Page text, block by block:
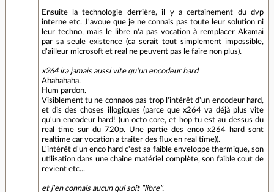
Ensuite la technologie derrière, il y a certainement du dvp
interne etc. J'avoue que je ne connais pas toute leur solution ni
leur techno, mais le libre n'a pas vocation à remplacer Akamai
par sa seule existence (ca serait tout simplement impossible,
d'ailleur microsoft et real ne peuvent pas le faire non plus).
x264 ira jamais aussi vite qu'un encodeur hard
Ahahahaha.
Hum pardon.
Visiblement tu ne connaos pas trop l'intérêt d'un encodeur hard,
et dis des choses illogiques (parce que x264 va déjà plus vite
qu'un encodeur hard! (un octo core, et hop tu est au dessus du
real time sur du 720p. Une partie des enco x264 hard sont
realtime car vocation a traiter des flux en real time)).
L'intérêt d'un enco hard c'est sa faible enveloppe thermique, son
utilisation dans une chaine matériel complète, son faible cout de
revient etc...
et j'en connais aucun qui soit "libre".